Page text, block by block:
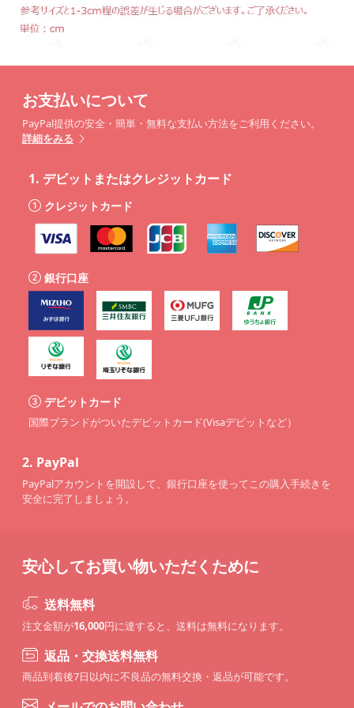
お支払いについて
PayPal提供の安全・簡単・無料な支払い方法をご利用ください。
詳細をみる
1. デビットまたはクレジットカード
クレジットカード
銀行口座
デビットカード
国際ブランドがついたデビットカード(Visaデビットなど）
2. PayPal
PayPalアカウントを開設して、銀行口座を使ってこの購入手続きを
安全に完了しましょう。
安心してお買い物いただくために
送料無料
注文金額が16,000円に達すると、送料は無料になります。
返品・交換送料無料
商品到着後7日以内に不良品の無料交換・返品が可能です。